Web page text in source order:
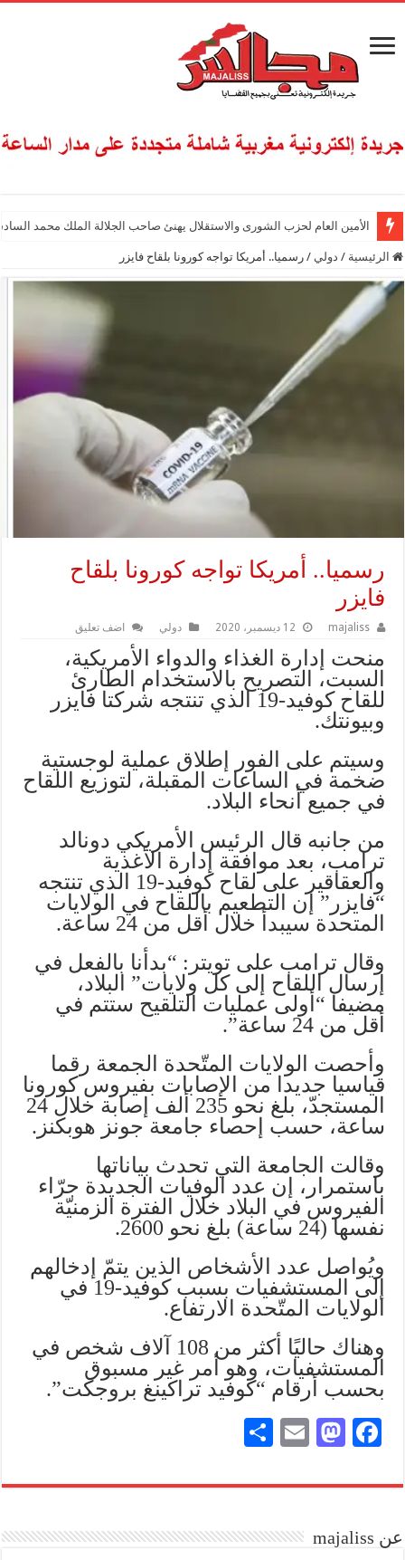
الأمين العام لحزب الشورى والاستقلال يهنئ صاحب الجلالة الملك محمد
الرئيسية / دولي / رسميا.. أمريكا تواجه كورونا بلقاح فايزر
رسميا.. أمريكا تواجه كورونا بلقاح
فايزر
majaliss 12 ديسمبر، 2020 دولي اضف تعليق
منحت إدارة الغذاء والدواء الأمريكية،
السبت، التصريح بالاستخدام الطارئ
للقاح كوفيد-19 الذي تنتجه شركتا فايزر
وبيونتك.
وسيتم على الفور إطلاق عملية لوجستية
ضخمة في الساعات المقبلة، لتوزيع اللقاح
في جميع أنحاء البلاد.
من جانبه قال الرئيس الأمريكي دونالد
ترامب، بعد موافقة إدارة الأغذية
والعقاقير على لقاح كوفيد-19 الذي تنتجه
“فايزر” إن التطعيم باللقاح في الولايات
المتحدة سيبدأ خلال أقل من 24 ساعة.
وقال ترامب على تويتر: “بدأنا بالفعل في
إرسال اللقاح إلى كل ولايات” البلاد،
مضيفا “أولى عمليات التلقيح ستتم في
أقل من 24 ساعة”.
وأحصت الولايات المتّحدة الجمعة رقما
قياسيا جديدا من الإصابات بفيروس كورونا
المستجدّ، بلغ نحو 235 ألف إصابة خلال 24
ساعة، حسب إحصاء جامعة جونز هوبكنز.
وقالت الجامعة التي تحدث بياناتها
باستمرار، إن عدد الوفيات الجديدة جرّاء
الفيروس في البلاد خلال الفترة الزمنيّة
نفسها (24 ساعة) بلغ نحو 2600.
ويُواصل عدد الأشخاص الذين يتمّ إدخالهم
إلى المستشفيات بسبب كوفيد-19 في
الولايات المتّحدة الارتفاع.
وهناك حاليًا أكثر من 108 آلاف شخص في
المستشفيات، وهو أمر غير مسبوق
بحسب أرقام “كوفيد تراكينغ بروجكت”.
Fa
bo
M
to
n
E
ail
re
عن majaliss